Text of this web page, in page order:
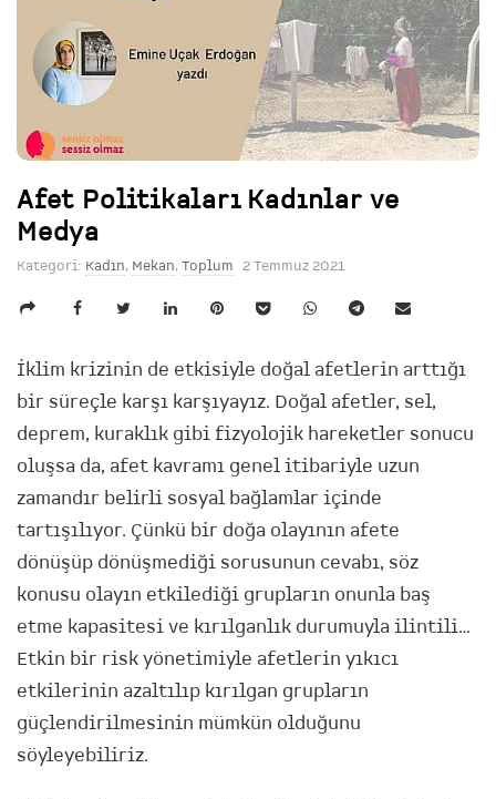
Afet Politikaları Kadınlar ve
Medya
Kategori: Kadın, Mekan, Toplum 2 Temmuz 2021
İklim krizinin de etkisiyle doğal afetlerin arttığı
bir süreçle karşı karşıyayız. Doğal afetler, sel,
deprem, kuraklık gibi fizyolojik hareketler sonucu
oluşsa da, afet kavramı genel itibariyle uzun
zamandır belirli sosyal bağlamlar içinde
tartışılıyor. Çünkü bir doğa olayının afete
dönüşüp dönüşmediği sorusunun cevabı, söz
konusu olayın etkilediği grupların onunla baş
etme kapasitesi ve kırılganlık durumuyla ilintili…
Etkin bir risk yönetimiyle afetlerin yıkıcı
etkilerinin azaltılıp kırılgan grupların
güçlendirilmesinin mümkün olduğunu
söyleyebiliriz.